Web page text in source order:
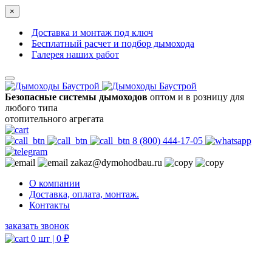
×
Доставка и монтаж под ключ
Бесплатный расчет и подбор дымохода
Галерея наших работ
Безопасные системы дымоходов оптом и в розницу для
любого типа
отопительного агрегата
8 (800) 444-17-05
zakaz@dymohodbau.ru
О компании
Доставка, оплата, монтаж.
Контакты
заказать звонок
0 шт | 0 ₽